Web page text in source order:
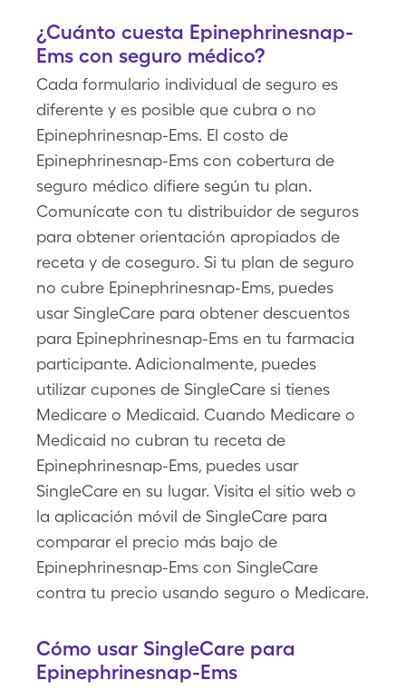
¿Cuánto cuesta Epinephrinesnap-
Ems con seguro médico?
Cada formulario individual de seguro es
diferente y es posible que cubra o no
Epinephrinesnap-Ems. El costo de
Epinephrinesnap-Ems con cobertura de
seguro médico difiere según tu plan.
Comunícate con tu distribuidor de seguros
para obtener orientación apropiados de
receta y de coseguro. Si tu plan de seguro
no cubre Epinephrinesnap-Ems, puedes
usar SingleCare para obtener descuentos
para Epinephrinesnap-Ems en tu farmacia
participante. Adicionalmente, puedes
utilizar cupones de SingleCare si tienes
Medicare o Medicaid. Cuando Medicare o
Medicaid no cubran tu receta de
Epinephrinesnap-Ems, puedes usar
SingleCare en su lugar. Visita el sitio web o
la aplicación móvil de SingleCare para
comparar el precio más bajo de
Epinephrinesnap-Ems con SingleCare
contra tu precio usando seguro o Medicare.
Cómo usar SingleCare para
Epinephrinesnap-Ems